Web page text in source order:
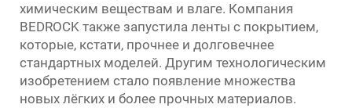
химическим веществам и влаге. Компания
BEDROCK также запустила ленты с покрытием,
которые, кстати, прочнее и долговечнее
стандартных моделей. Другим технологическим
изобретением стало появление множества
новых лёгких и более прочных материалов.